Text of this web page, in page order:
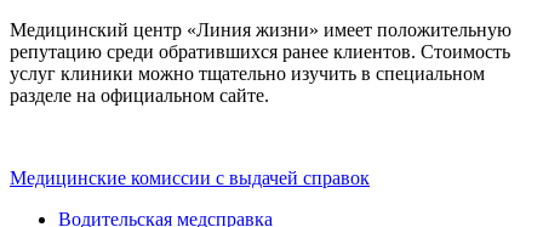
Медицинский центр «Линия жизни» имеет положительную
репутацию среди обратившихся ранее клиентов. Стоимость
услуг клиники можно тщательно изучить в специальном
разделе на официальном сайте.
Медицинские комиссии с выдачей справок
Водительская медсправка